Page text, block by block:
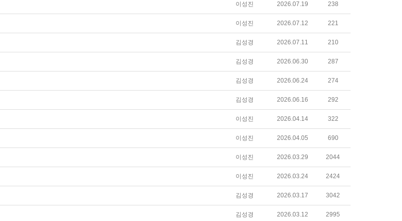
이성진 2026.07.19 238
이성진 2026.07.12 221
김성경 2026.07.11 210
김성경 2026.06.30 287
김성경 2026.06.24 274
김성경 2026.06.16 292
이성진 2026.04.14 322
이성진 2026.04.05 690
이성진 2026.03.29 2044
이성진 2026.03.24 2424
김성경 2026.03.17 3042
김성경 2026.03.12 2995